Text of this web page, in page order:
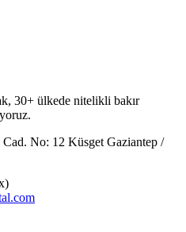
30+ ülkede nitelikli bakır
No: 12 Küsget Gaziantep /